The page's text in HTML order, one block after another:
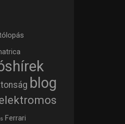
blog
Ferrari